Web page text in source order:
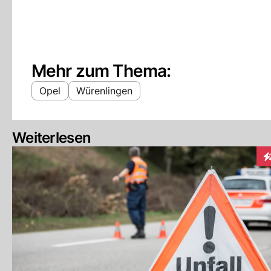
Mehr zum Thema:
Opel Würenlingen
Weiterlesen